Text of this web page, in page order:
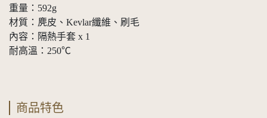
重量：592g
材質：麂皮、Kevlar纖維、刷毛
內容：隔熱手套 x 1
耐高溫：250℃
商品特色